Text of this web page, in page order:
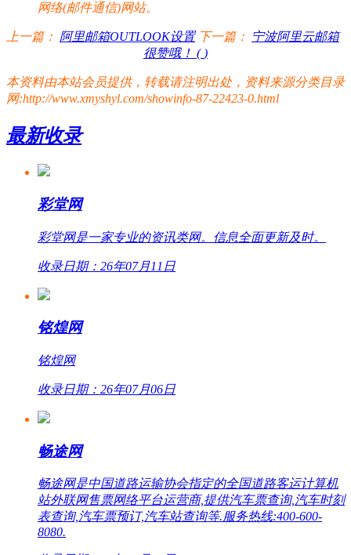
网络(邮件通信)网站。
上一篇： 阿里邮箱OUTLOOK设置 下一篇：
宁波阿里云邮箱
很赞哦！ ( )
本资料由本站会员提供，转载请注明出处，资料来源分类目录
网:http://www.xmyshyl.com/showinfo-87-22423-0.html
最新收录
彩堂网
彩堂网是一家专业的资讯类网。信息全面更新及时。
收录日期：26年07月11日
铭煌网
铭煌网
收录日期：26年07月06日
畅途网
畅途网是中国道路运输协会指定的全国道路客运计算机
站外联网售票网络平台运营商,提供汽车票查询,汽车时刻
表查询,汽车票预订,汽车站查询等.服务热线:400-600-
8080.